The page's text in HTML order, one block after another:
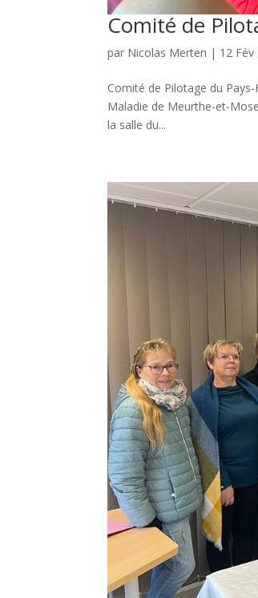
Comité de
par Nicolas Merten | 12 Fév
Comité de Pilotage du
Maladie de Meurthe-et-
la salle du...